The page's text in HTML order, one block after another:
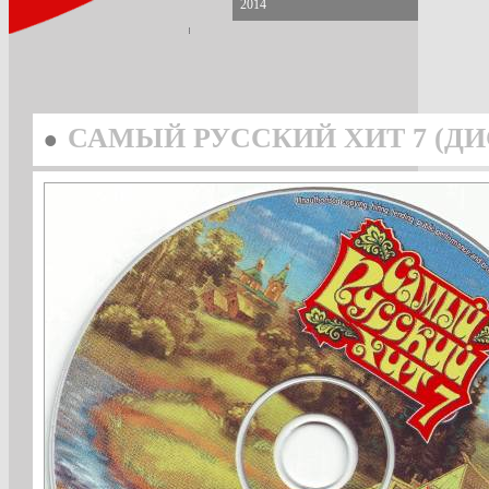
2014
• САМЫЙ РУССКИЙ ХИТ 7